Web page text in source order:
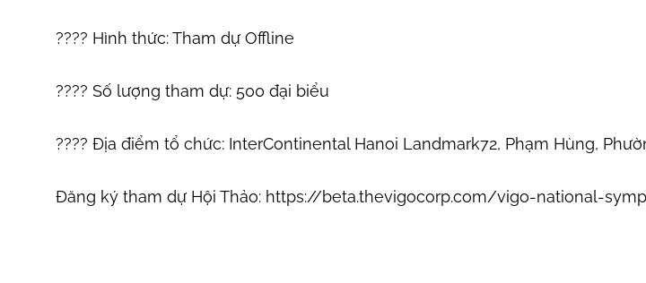
???? Hình thức: Tham dự Offline
???? Số lượng tham dự: 500 đại biểu
???? Địa điểm tổ chức: InterContinental Hanoi Landmark72, Phạm Hùng,
Đăng ký tham dự Hội Thảo: https://beta.thevigocorp.com/vigo-national-